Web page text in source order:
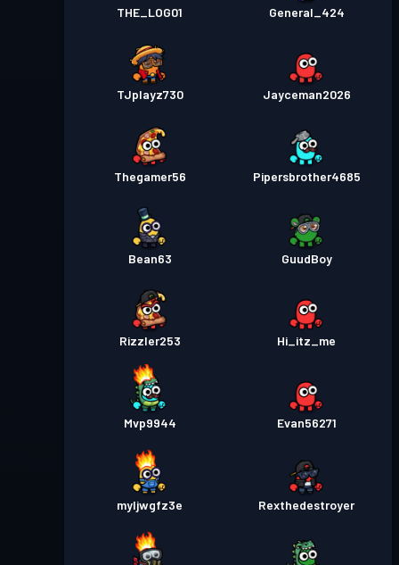
THE_LOG01 General_424
TJplayz730 Jayceman2026
Thegamer56 Pipersbrother4685
Bean63 GuudBoy
Rizzler253 Hi_itz_me
Mvp9944 Evan56271
myljwgfz3e Rexthedestroyer